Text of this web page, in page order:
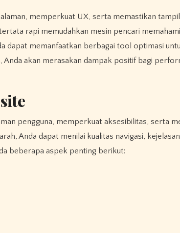
memperkuat UX, serta memastikan
rapi memudahkan mesin pencari
dapat memanfaatkan berbagai tool optimasi
akan merasakan dampak positif bagi
Anda dapat menilai kualitas navigasi,
beberapa aspek penting berikut: